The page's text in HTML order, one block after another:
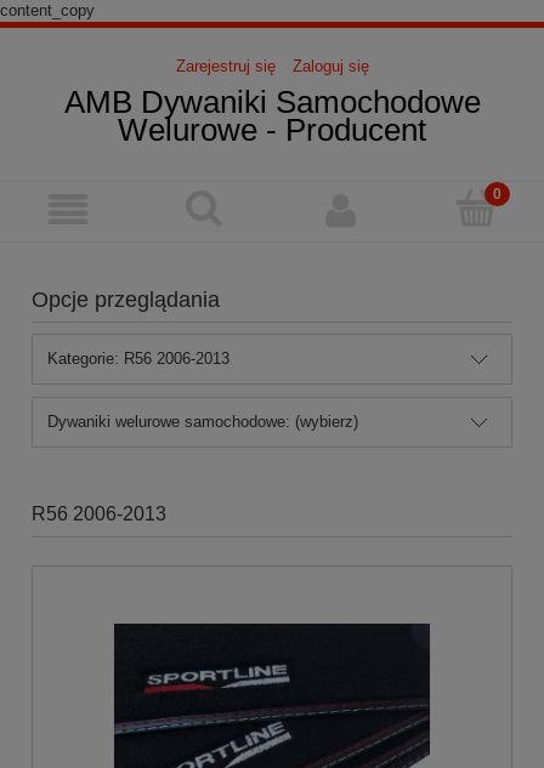
content_copy
Zarejestruj się Zaloguj się
AMB Dywaniki Samochodowe
Welurowe - Producent
Opcje przeglądania
Kategorie: R56 2006-2013
Dywaniki welurowe samochodowe: (wybierz)
R56 2006-2013